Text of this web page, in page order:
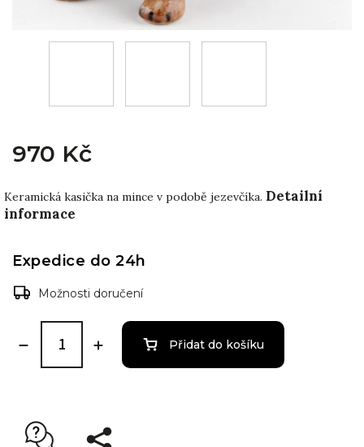
970 Kč
Keramická kasička na mince v podobě jezevčíka. Detailní
informace
Expedice do 24h
Možnosti doručení
Přidat do košíku